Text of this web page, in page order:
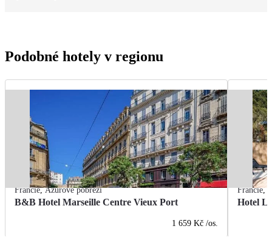
Podobné hotely v regionu
Francie,Azurové pobřeží
B&B Hotel Marseille Centre Vieux Port
1 659 Kč /os.
Francie,
Hotel